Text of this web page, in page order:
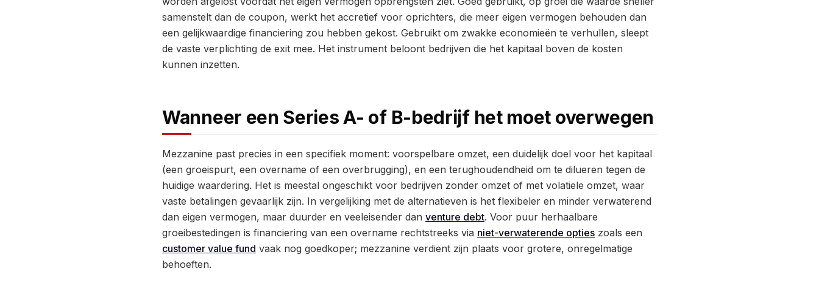
samenstelt dan de coupon, werkt het accretief voor oprichters, die meer eigen vermogen behouden dan
een gelijkwaardige financiering zou hebben gekost. Gebruikt om zwakke economieën te verhullen, sleept
de vaste verplichting de exit mee. Het instrument beloont bedrijven die het kapitaal boven de kosten
kunnen inzetten.
Wanneer een Series A- of B-bedrijf het moet overwegen
Mezzanine past precies in een specifiek moment: voorspelbare omzet, een duidelijk doel voor het kapitaal
(een groeispurt, een overname of een overbrugging), en een terughoudendheid om te dilueren tegen de
huidige waardering. Het is meestal ongeschikt voor bedrijven zonder omzet of met volatiele omzet, waar
vaste betalingen gevaarlijk zijn. In vergelijking met de alternatieven is het flexibeler en minder verwaterend
dan eigen vermogen, maar duurder en veeleisender dan venture debt. Voor puur herhaalbare
groeibestedingen is financiering van een overname rechtstreeks via niet-verwaterende opties zoals een
customer value fund vaak nog goedkoper; mezzanine verdient zijn plaats voor grotere, onregelmatige
behoeften.